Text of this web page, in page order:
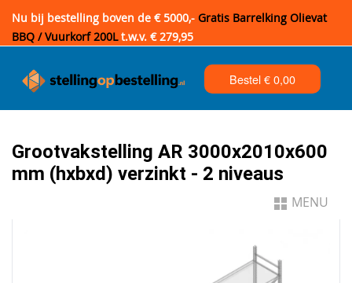
Nu bij bestelling boven de € 5000,- Gratis Barrelking Olievat
BBQ / Vuurkorf 200Lt.w.v. € 279,95
Bestel €0,00
Grootvakstelling AR 3000x2010x600
mm (hxbxd) verzinkt - 2 niveaus
MENU